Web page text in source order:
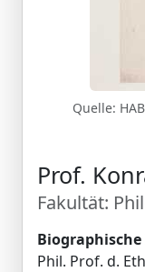
Quelle:
Prof.
Fakultät:
Phil. Prof. d.